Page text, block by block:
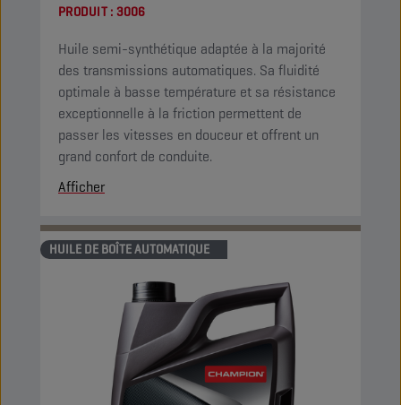
PRODUIT : 3006
Huile semi-synthétique adaptée à la majorité
des transmissions automatiques. Sa fluidité
optimale à basse température et sa résistance
exceptionnelle à la friction permettent de
passer les vitesses en douceur et offrent un
grand confort de conduite.
Afficher
HUILE DE BOÎTE AUTOMATIQUE